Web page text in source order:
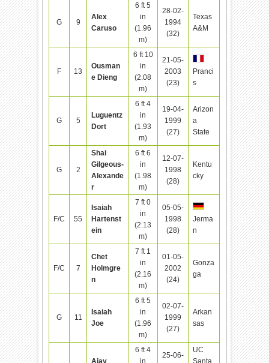
G 9
Alex
Caruso
6 ft 5
in
(1.96
m)
28-02-
1994
(32)
Texas
A&M
F 13
Ousman
e Dieng
6 ft 10
in
(2.08
m)
21-05-
2003
(23)
Pranci
s
G 5
Luguentz
Dort
6 ft 4
in
(1.93
m)
19-04-
1999
(27)
Arizon
a
State
G 2
Shai
Gilgeous-
Alexande
r
6 ft 6
in
(1.98
m)
12-07-
1998
(28)
Kentu
cky
F/C 55
Isaiah
Hartenst
ein
7 ft 0
in
(2.13
m)
05-05-
1998
(28)
Jerma
n
F/C 7
Chet
Holmgre
n
7 ft 1
in
(2.16
m)
01-05-
2002
(24)
Gonza
ga
G 11
Isaiah
Joe
6 ft 5
in
(1.96
m)
02-07-
1999
(27)
Arkan
sas
Ajay
6 ft 4
in
25-06-
UC
Santa